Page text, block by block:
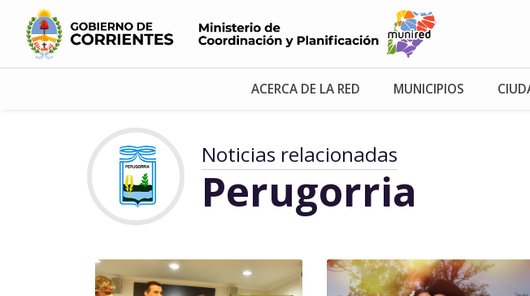
ACERCA DE LA RED MUNICIPIOS
Noticias relacionadas
Perugorria